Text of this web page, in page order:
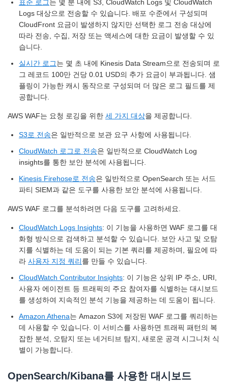
표준 로그는 몇 분 내에 S3, CloudWatch Logs 및 CloudWatch
Logs 대상으로 전송할 수 있습니다. 배포 수준에서 구성되며
CloudFront 요금이 발생하지 않지만 선택한 로그 전송 대상에
따라 전송, 수집, 저장 또는 액세스에 대한 요금이 발생할 수 있
습니다.
실시간 로그는 몇 초 내에 Kinesis Data Stream으로 전송되며 로
그 레코드 100만 건당 0.01 USD의 추가 요금이 부과됩니다. 샘
플링이 가능한 캐시 동작으로 구성되며 더 많은 로그 필드를 제
공합니다.
AWS WAF는 요청 로깅을 위한 세 가지 대상을 제공합니다.
S3로 전송은 일반적으로 보관 요구 사항에 사용됩니다.
CloudWatch 로그로 전송은 일반적으로 CloudWatch Log
insights를 통한 보안 분석에 사용됩니다.
Kinesis Firehose로 전송은 일반적으로 OpenSearch 또는 서드
파티 SIEM과 같은 도구를 사용한 보안 분석에 사용됩니다.
AWS WAF 로그를 분석하려면 다음 도구를 고려하세요.
CloudWatch Logs Insights: 이 기능을 사용하면 WAF 로그를 대
화형 방식으로 검색하고 분석할 수 있습니다. 보안 사고 및 오탐
지를 식별하는 데 도움이 되는 기본 쿼리를 제공하며, 필요에 따
라 사용자 지정 쿼리를 만들 수 있습니다.
CloudWatch Contributor Insights: 이 기능은 상위 IP 주소, URI,
사용자 에이전트 등 트래픽의 주요 참여자를 식별하는 대시보드
를 생성하여 지속적인 분석 기능을 제공하는 데 도움이 됩니다.
Amazon Athena는 Amazon S3에 저장된 WAF 로그를 쿼리하는
데 사용할 수 있습니다. 이 서비스를 사용하면 트래픽 패턴의 복
잡한 분석, 오탐지 또는 네거티브 탐지, 새로운 공격 시그니처 식
별이 가능합니다.
OpenSearch/Kibana를 사용한 대시보드